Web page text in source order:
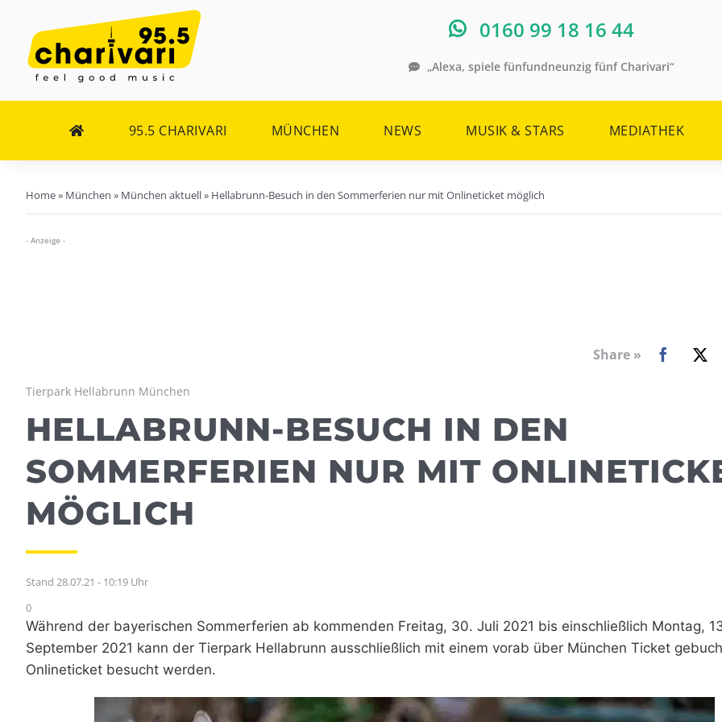
Inhalt
springen
0160 99 18 16 44
„Alexa, spiele fünfundneunzig fünf Charivari“
95.5 CHARIVARI MÜNCHEN NEWS MUSIK & STARS MEDIATHEK
Home» München » München aktuell» Hellabrunn-Besuch in den Sommerferien nur mit Onlineticket möglich
- Anzeige -
Share »
Tierpark Hellabrunn München
HELLABRUNN-BESUCH IN DEN
SOMMERFERIEN NUR MIT
MÖGLICH
Stand 28.07.21 - 10:19 Uhr
0
Während der bayerischen Sommerferien ab kommenden Freitag, 30. Juli 2021 bis einschließlich Montag,
September 2021 kann der Tierpark Hellabrunn ausschließlich mit einem vorab über München Ticket
Onlineticket besucht werden.